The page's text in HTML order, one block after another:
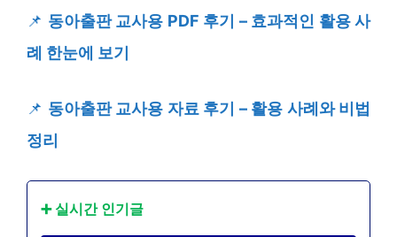
📌 동아출판 교사용 PDF 후기 – 효과적인 활용 사
례 한눈에 보기
📌 동아출판 교사용 자료 후기 – 활용 사례와 비법
정리
➕ 실시간 인기글